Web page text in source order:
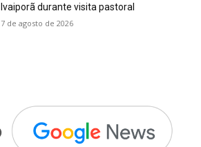
Ivaiporã durante visita pastoral
7 de agosto de 2026